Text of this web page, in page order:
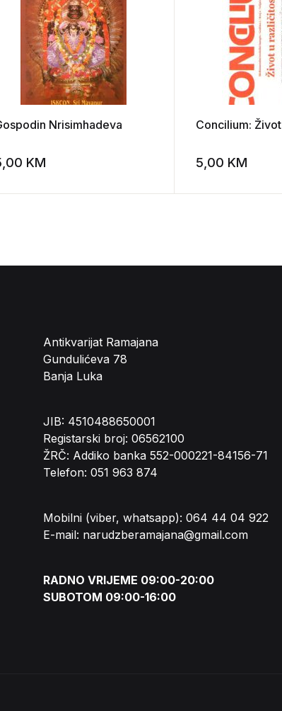
Nrisimhadeva
KM Add to wishlist
Concilium:
5,00 KM
Antikvarijat Ramajana
Gundulićeva 78
Banja Luka
JIB: 4510488650001
Registarski broj: 06562100
ŽRČ: Addiko banka 552-000221-84156-71
Telefon: 051 963 874
Mobilni (viber, whatsapp): 064 44 04 922
E-mail: narudzberamajana@gmail.com
RADNO VRIJEME 09:00-20:00
SUBOTOM 09:00-16:00